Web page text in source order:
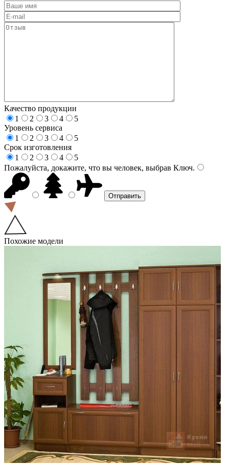
Качество продукции
1
2 3 4
5
Уровень сервиса
1
2 3 4
5
Срок изготовления
1
2 3 4
5
Пожалуйста, докажите, что вы человек, выбрав Ключ.
Похожие модели